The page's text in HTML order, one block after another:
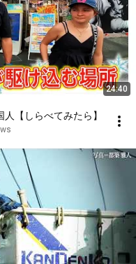
24:40
【しらべてみたら】